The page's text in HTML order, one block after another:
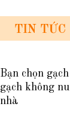
TIN TỨC
Bạn chọn
gạch không
nhà